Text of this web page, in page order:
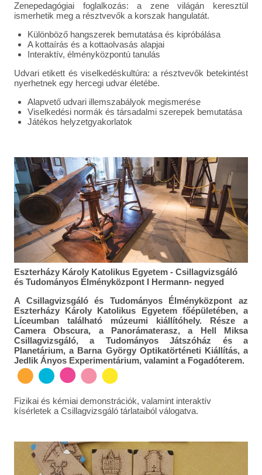
Zenepedagógiai foglalkozás: a zene világán keresztül
ismerhetik meg a résztvevők a korszak hangulatát.
Különböző hangszerek bemutatása és kipróbálása
A kottaírás és a kottaolvasás alapjai
Interaktív, élményközpontú tanulás
Udvari etikett és viselkedéskultúra: a résztvevők betekintést
nyerhetnek egy hercegi udvar életébe.
Alapvető udvari illemszabályok megismerése
Viselkedési normák és társadalmi szerepek bemutatása
Játékos helyzetgyakorlatok
Eszterházy Károly Katolikus Egyetem - Csillagvizsgáló
és Tudományos Élményközpont I Hermann- negyed
A Csillagvizsgáló és Tudományos Élményközpont az
Eszterházy Károly Katolikus Egyetem főépületében, a
Líceumban található múzeumi kiállítóhely. Része a
Camera Obscura, a Panorámaterasz, a Hell Miksa
Csillagvizsgáló, a Tudományos Játszóház és a
Planetárium, a Barna György Optikatörténeti Kiállítás, a
Jedlik Ányos Experimentárium, valamint a Fogadóterem.
Fizikai és kémiai demonstrációk, valamint interaktív
kísérletek a Csillagvizsgáló tárlataiból válogatva.